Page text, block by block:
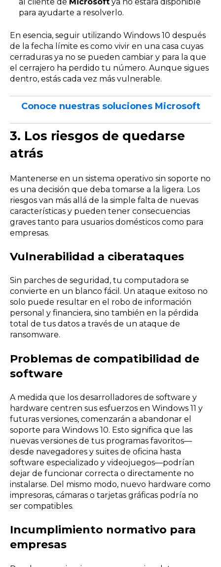
al cliente de Microsoftya no estará disponible
para ayudarte a resolverlo.
En esencia, seguir utilizando Windows 10 después
de la fecha límite es como vivir en una casa cuyas
cerraduras ya no se pueden cambiar y para la que
el cerrajero ha perdido tu número. Aunque sigues
dentro, estás cada vez más vulnerable.
Conoce nuestras soluciones Microsoft
3. Los riesgos de quedarse
atrás
Mantenerse en un sistema operativo sin soporte no
es una decisión que deba tomarse a la ligera. Los
riesgos van más allá de la simple falta de nuevas
características y pueden tener consecuencias
graves tanto para usuarios domésticos como para
empresas.
Vulnerabilidad a ciberataques
Sin parches de seguridad, tu computadora se
convierte en un blanco fácil. Un ataque exitoso no
solo puede resultar en el robo de información
personal y financiera, sino también en la pérdida
total de tus datos a través de un ataque de
ransomware.
Problemas de compatibilidad de
software
A medida que los desarrolladores de software y
hardware centren sus esfuerzos en Windows 11 y
futuras versiones, comenzarán a abandonar el
soporte para Windows 10. Esto significa que las
nuevas versiones de tus programas favoritos—
desde navegadores y suites de oficina hasta
software especializado y videojuegos—podrían
dejar de funcionar correcta o directamente no
instalarse. Del mismo modo, nuevo hardware como
impresoras, cámaras o tarjetas gráficas podría no
ser compatibles.
Incumplimiento normativo para
empresas